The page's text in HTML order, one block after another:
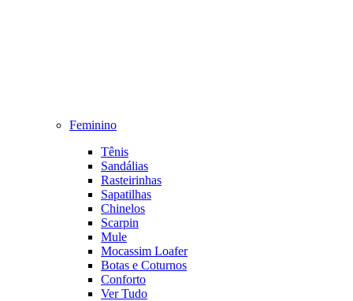
Feminino
Tênis
Sandálias
Rasteirinhas
Sapatilhas
Chinelos
Scarpin
Mule
Mocassim Loafer
Botas e Coturnos
Conforto
Ver Tudo